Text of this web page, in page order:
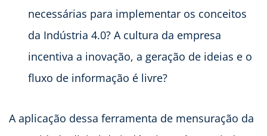
necessárias para implementar os conceitos
da Indústria 4.0? A cultura da empresa
incentiva a inovação, a geração de ideias e o
fluxo de informação é livre?
A aplicação dessa ferramenta de mensuração da